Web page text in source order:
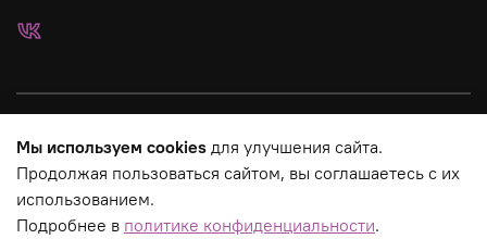
Страницы магазина
Мы используем cookies для улучшения сайта.
Продолжая пользоваться сайтом, вы соглашаетесь с их
использованием.
Подробнее в политике конфиденциальности.